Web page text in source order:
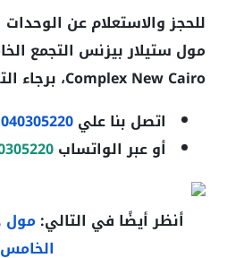
للحجز والاستعلام عن
Complex New Cairo، برجاء
اتصل بنا علي
أو عبر الواتساب
أنظر أيضًا في التالي:
الخامس